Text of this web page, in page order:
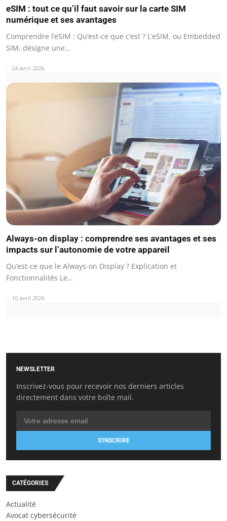
eSIM : tout ce qu’il faut savoir sur la carte SIM
numérique et ses avantages
Comprendre l’eSIM : Qu’est-ce que c’est ? L’eSIM, ou Embedded
SIM, désigne une…
24 avril 2026
Always-on display : comprendre ses avantages et ses
impacts sur l’autonomie de votre appareil
Qu’est-ce que le Always-on Display ? Explication et
Fonctionnalités Le…
10 avril 2026
NEWSLETTER
Inscrivez-vous pour recevoir nos derniers articles
directement dans votre boîte mail.
S'INSCRIRE
CATÉGORIES
Actualité
Avocat cybersécurité